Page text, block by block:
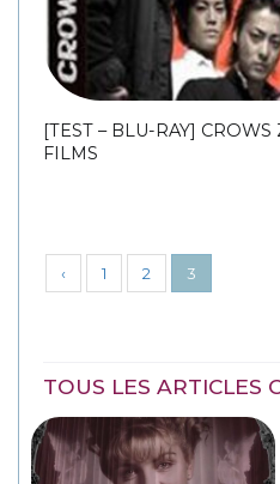
[TEST – BLU-RAY]
FILMS
‹ 1 2 3
TOUS LES ARTICLES